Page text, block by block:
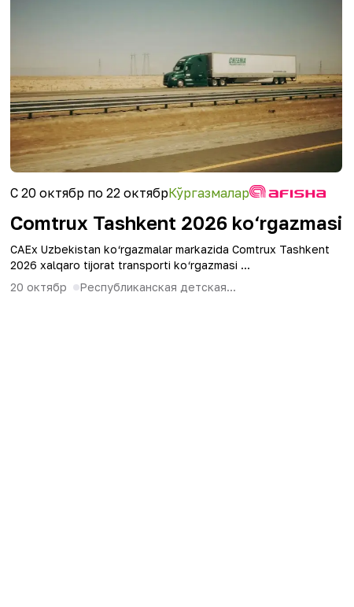
С 20 октябр по 22 октябрКўргазмалар
Comtrux Tashkent 2026 ko‘rgazmasi
CAEx Uzbekistan ko‘rgazmalar markazida Comtrux Tashkent
2026 xalqaro tijorat transporti ko‘rgazmasi ...
20 октябр
Республиканская детская...